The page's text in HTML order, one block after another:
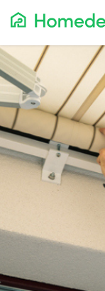
Populaire
Aannemer
Airco
Architect
Bestrating